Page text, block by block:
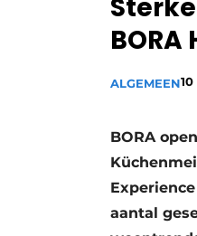
ALGEMEEN
BORA
aantal